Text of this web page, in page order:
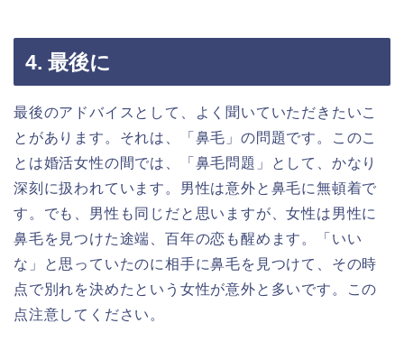
4. 最後に
最後のアドバイスとして、よく聞いていただきたいこ
とがあります。それは、「鼻毛」の問題です。このこ
とは婚活女性の間では、「鼻毛問題」として、かなり
深刻に扱われています。男性は意外と鼻毛に無頓着で
す。でも、男性も同じだと思いますが、女性は男性に
鼻毛を見つけた途端、百年の恋も醒めます。「いい
な」と思っていたのに相手に鼻毛を見つけて、その時
点で別れを決めたという女性が意外と多いです。この
点注意してください。